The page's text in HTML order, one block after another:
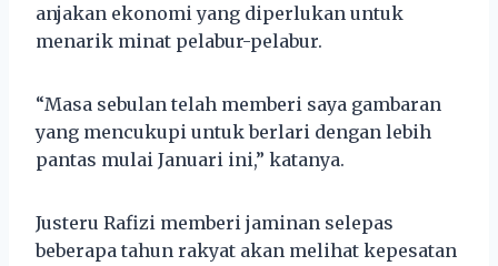
anjakan ekonomi yang diperlukan untuk
menarik minat pelabur-pelabur.
“Masa sebulan telah memberi saya gambaran
yang mencukupi untuk berlari dengan lebih
pantas mulai Januari ini,” katanya.
Justeru Rafizi memberi jaminan selepas
beberapa tahun rakyat akan melihat kepesatan